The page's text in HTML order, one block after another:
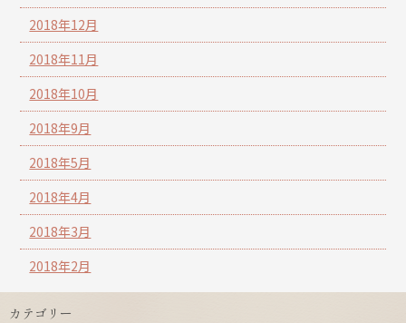
2018年12月
2018年11月
2018年10月
2018年9月
2018年5月
2018年4月
2018年3月
2018年2月
カテゴリー